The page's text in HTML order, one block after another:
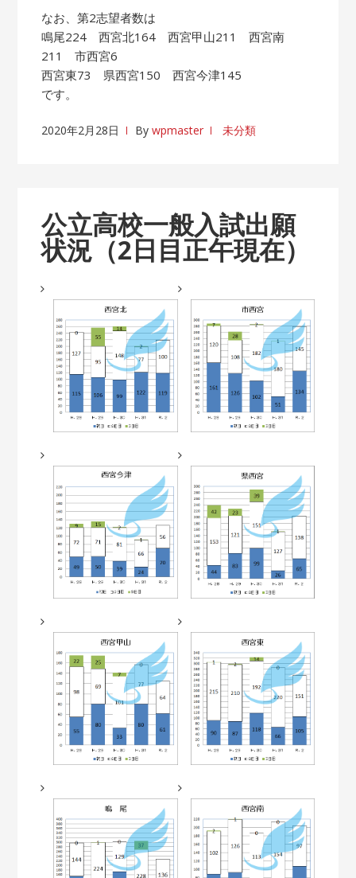
なお、第2志望者数は
鳴尾224 西宮北164 西宮甲山211 西宮南
211 市西宮6
西宮東73 県西宮150 西宮今津145
です。
2020年2月28日 Bywpmaster 未分類
公立高校一般入試出願
状況（2日目正午現在）